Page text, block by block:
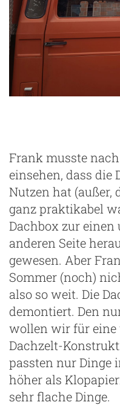
Frank musste
einsehen, dass die
Nutzen hat (außer,
ganz praktikabel
Dachbox zur einen
anderen Seite
gewesen. Aber
Sommer (noch)
also so weit. Die
demontiert. Den
wollen wir für eine
Dachzelt-
passten nur Dinge
höher als
sehr flache Dinge.